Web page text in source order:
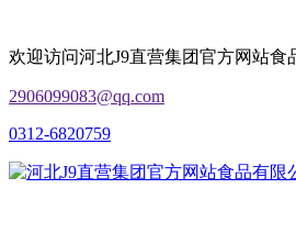
欢迎访问河北J9直营集团官方网站食
2906099083@qq.com
0312-6820759